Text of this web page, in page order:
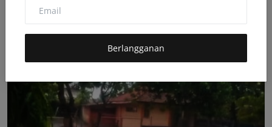
Berlangganan
Diduga Konsleting Listrik, Hanguskan Rumah di
admindmc Okt 30, 2024 0 84